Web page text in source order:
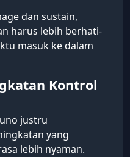
dan sustain,
harus lebih berhati-
masuk ke dalam
Kontrol
justru
yang
lebih nyaman.